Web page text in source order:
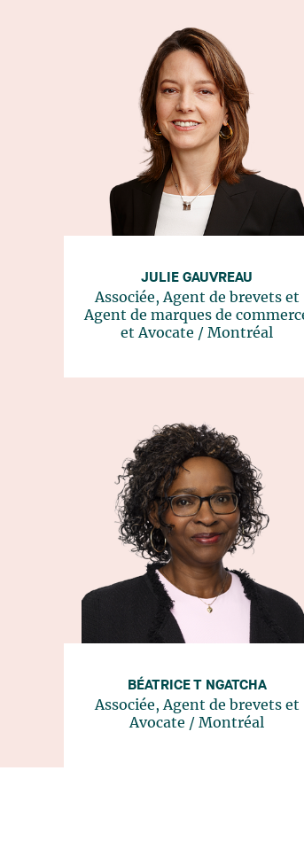
JULIE GAUVREAU
Associée, Agent de brevets et
Agent de marques de
et Avocate / Montréal
BÉATRICE T NGATCHA
Associée, Agent de brevets et
Avocate / Montréal